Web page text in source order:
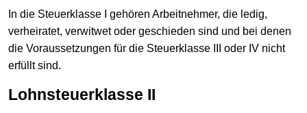
In die Steuerklasse I gehören Arbeitnehmer, die ledig,
verheiratet, verwitwet oder geschieden sind und bei denen
die Voraussetzungen für die Steuerklasse III oder IV nicht
erfüllt sind.
Lohnsteuerklasse II